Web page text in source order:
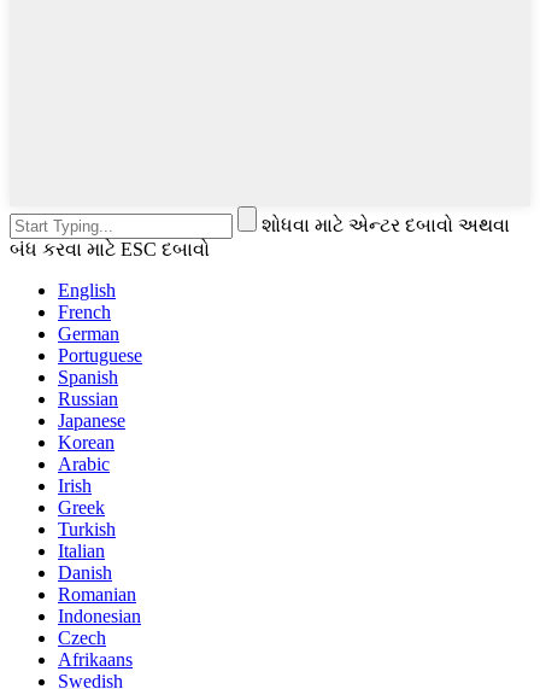
શોધવા માટે એન્ટર દબાવો અથવા
બંધ કરવા માટે ESC દબાવો
English
French
German
Portuguese
Spanish
Russian
Japanese
Korean
Arabic
Irish
Greek
Turkish
Italian
Danish
Romanian
Indonesian
Czech
Afrikaans
Swedish